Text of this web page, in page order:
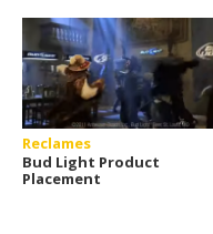
Reclames
Bud Light Product
Placement